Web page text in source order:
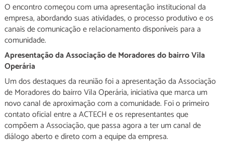
O encontro começou com uma apresentação institucional da
empresa, abordando suas atividades, o processo produtivo e os
canais de comunicação e relacionamento disponíveis para a
comunidade.
Apresentação da Associação de Moradores do bairro Vila
Operária
Um dos destaques da reunião foi a apresentação da Associação
de Moradores do bairro Vila Operária, iniciativa que marca um
novo canal de aproximação com a comunidade. Foi o primeiro
contato oficial entre a ACTECH e os representantes que
compõem a Associação, que passa agora a ter um canal de
diálogo aberto e direto com a equipe da empresa.